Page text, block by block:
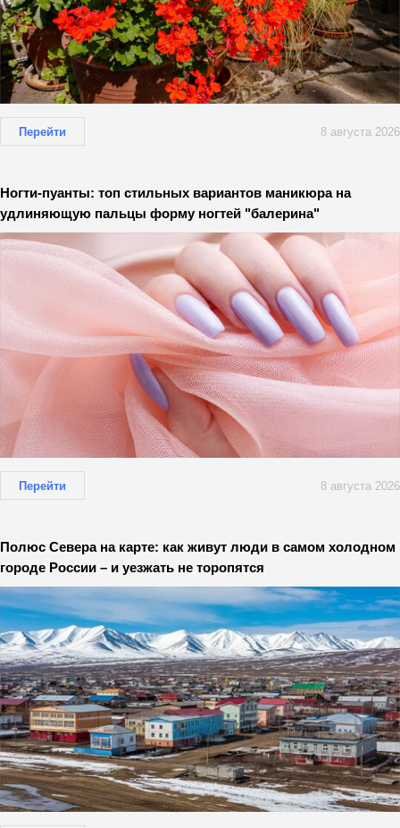
Перейти 8 августа 2026
Ногти-пуанты: топ стильных вариантов маникюра на
удлиняющую пальцы форму ногтей "балерина"
Перейти 8 августа 2026
Полюс Севера на карте: как живут люди в самом холодном
городе России – и уезжать не торопятся